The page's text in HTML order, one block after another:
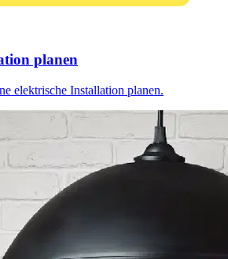
planen
elektrische Installation planen.